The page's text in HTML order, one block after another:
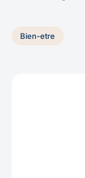
Bien-etre